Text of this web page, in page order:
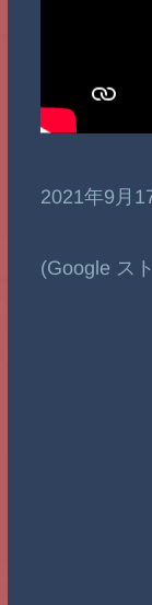
2021年9月
(Google ス